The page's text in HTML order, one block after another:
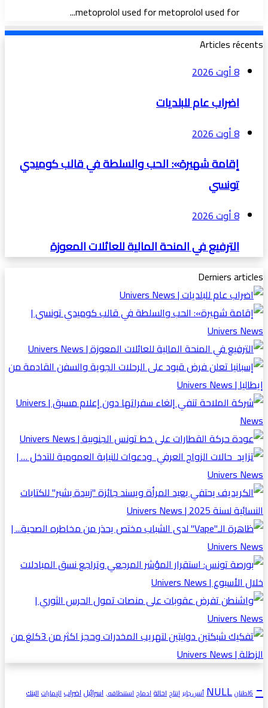
metoprolol used for metoprolol used for...
Articles récents
8 أوت 2026
اضراب عام للبلديات
8 أوت 2026
إقامة شهيرة»: الحب والسلطة في قالب كوميدي
تونسي
8 أوت 2026
الترفيع في المنحة المالية للعائلات المعوزة
Derniers articles
- 6اطنان NULL أنس جابر إنتاج احالة ادماج استنطاقه ٫ اسرائيلاضراب الإمارات البنك